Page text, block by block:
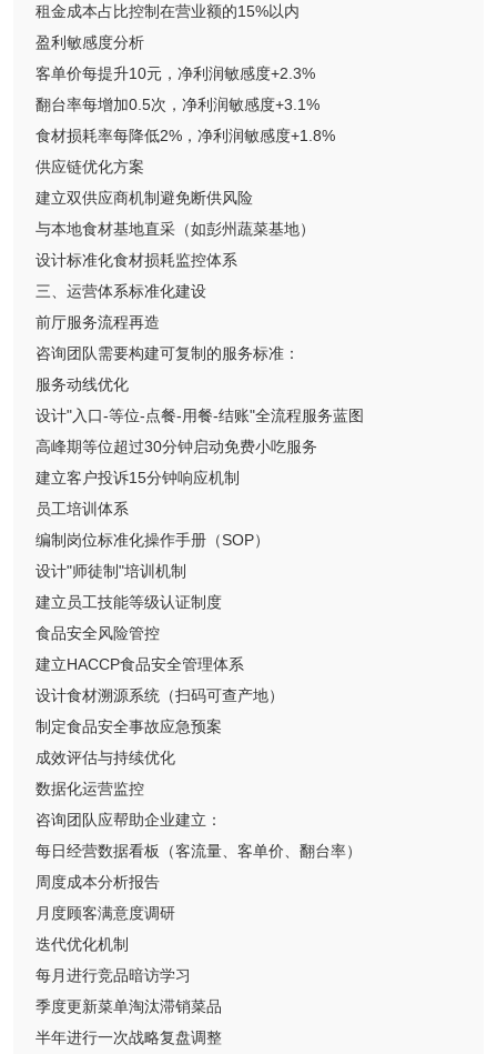
租金成本占比控制在营业额的15%以内
盈利敏感度分析
客单价每提升10元，净利润敏感度+2.3%
翻台率每增加0.5次，净利润敏感度+3.1%
食材损耗率每降低2%，净利润敏感度+1.8%
供应链优化方案
建立双供应商机制避免断供风险
与本地食材基地直采（如彭州蔬菜基地）
设计标准化食材损耗监控体系
三、运营体系标准化建设
前厅服务流程再造
咨询团队需要构建可复制的服务标准：
服务动线优化
设计"入口-等位-点餐-用餐-结账"全流程服务蓝图
高峰期等位超过30分钟启动免费小吃服务
建立客户投诉15分钟响应机制
员工培训体系
编制岗位标准化操作手册（SOP）
设计"师徒制"培训机制
建立员工技能等级认证制度
食品安全风险管控
建立HACCP食品安全管理体系
设计食材溯源系统（扫码可查产地）
制定食品安全事故应急预案
成效评估与持续优化
数据化运营监控
咨询团队应帮助企业建立：
每日经营数据看板（客流量、客单价、翻台率）
周度成本分析报告
月度顾客满意度调研
迭代优化机制
每月进行竞品暗访学习
季度更新菜单淘汰滞销菜品
半年进行一次战略复盘调整